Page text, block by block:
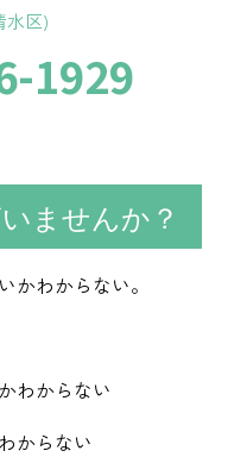
水区)
1929
ませんか？
かわからない。
わからない
からない